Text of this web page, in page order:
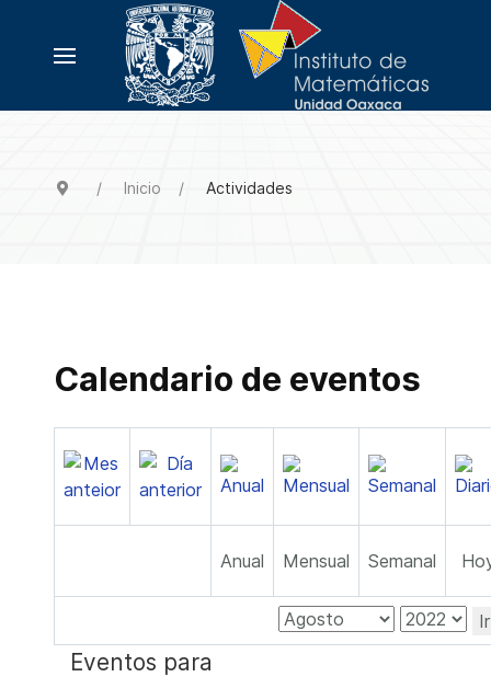
Inicio Actividades
Calendario de eventos
Anual Mensual Semanal
Eventos para